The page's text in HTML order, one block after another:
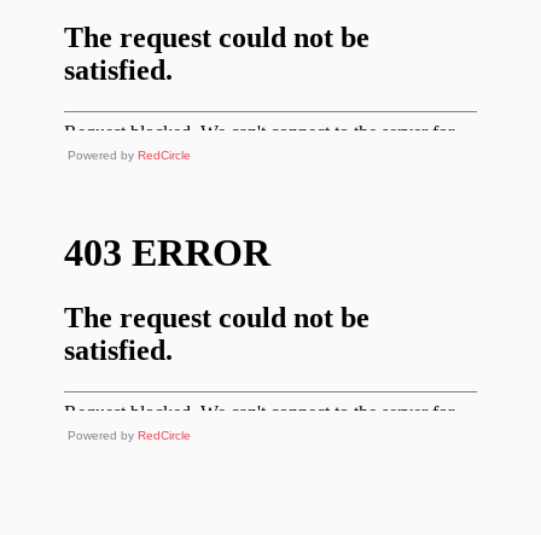
Powered by RedCircle
Powered by RedCircle